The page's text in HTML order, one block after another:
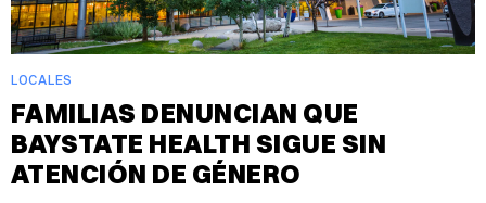
LOCALES
FAMILIAS DENUNCIAN QUE
BAYSTATE HEALTH SIGUE SIN
ATENCIÓN DE GÉNERO